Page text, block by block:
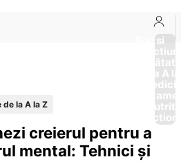
Boli si
Afectiuni
Sănătate
de la A
de la A la Z
creierul pentru a
mental: Tehnici și